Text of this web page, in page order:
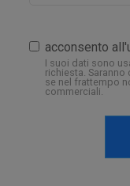
acconsento
I suoi dati sono
richiesta.
se nel frattempo
commerciali.